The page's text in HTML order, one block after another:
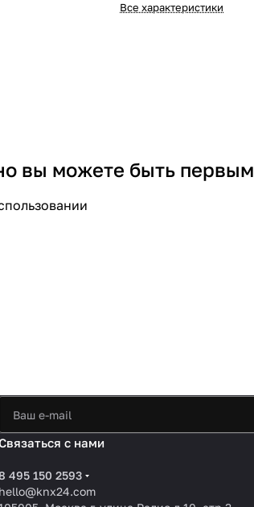
Все характеристики
вы можете быть первым
с нами
495 150 2593
hello@knx24.com